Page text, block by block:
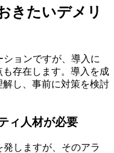
きたいデメリ
ョンですが、導入に
存在します。導入を成
し、事前に対策を検討
ィ人材が必要
しますが、そのアラ